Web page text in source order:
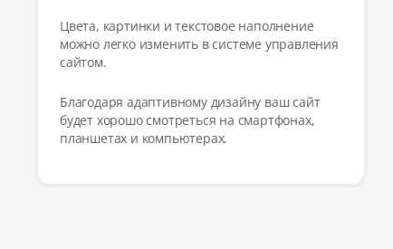
Цвета, картинки и текстовое наполнение
можно легко изменить в системе управления
сайтом.
Благодаря адаптивному дизайну ваш сайт
будет хорошо смотреться на смартфонах,
планшетах и компьютерах.